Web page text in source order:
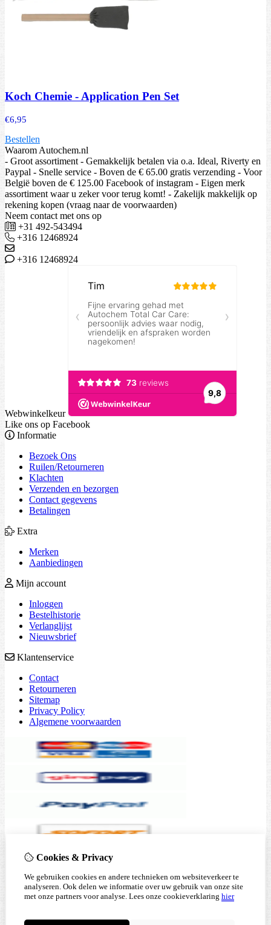
Koch Chemie - Application Pen Set
€6,95
Bestellen
Waarom Autochem.nl
- Groot assortiment - Gemakkelijk betalen via o.a. Ideal, Riverty en
Paypal - Snelle service - Boven de € 65.00 gratis verzending - Voor
België boven de € 125.00 Facebook of instagram - Eigen merk
assortiment waar u zeker voor terug komt! - Zakelijk makkelijk op
rekening kopen (vraag naar de voorwaarden)
Neem contact met ons op
+31 492-543494
+316 12468924
+316 12468924
Webwinkelkeur
Like ons op Facebook
Informatie
Bezoek Ons
Ruilen/Retourneren
Klachten
Verzenden en bezorgen
Contact gegevens
Betalingen
Extra
Merken
Aanbiedingen
Mijn account
Inloggen
Bestelhistorie
Verlanglijst
Nieuwsbrief
Klantenservice
Contact
Retourneren
Sitemap
Privacy Policy
Algemene voorwaarden
Cookies & Privacy
We gebruiken cookies en andere technieken om websiteverkeer te
analyseren. Ook delen we informatie over uw gebruik van onze site
met onze partners voor analyse. Lees onze cookieverklaring hier